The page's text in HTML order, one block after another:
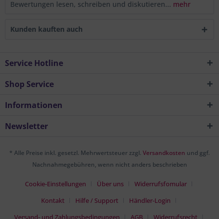
Bewertungen lesen, schreiben und diskutieren... mehr
Kunden kauften auch
Service Hotline
Shop Service
Informationen
Newsletter
* Alle Preise inkl. gesetzl. Mehrwertsteuer zzgl. Versandkosten und ggf.
Nachnahmegebühren, wenn nicht anders beschrieben
Cookie-Einstellungen Über uns
Widerrufsfomular
Kontakt
Hilfe / Support
Händler-Login
Versand- und Zahlungsbedingungen
AGB Widerrufsrecht